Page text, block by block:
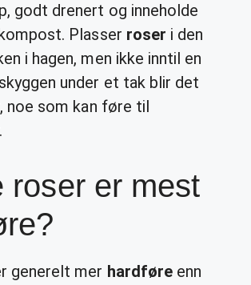
godt drenert og inneholde
Plasser roser i den
i hagen, men ikke inntil en
under et tak blir det
som kan føre til
roser er mest
generelt mer hardføreenn